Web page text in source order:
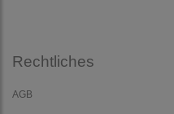
Rechtliches
AGB